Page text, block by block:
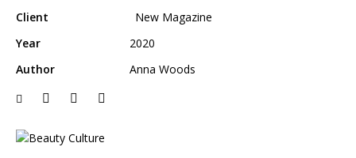
Client
New Magazine
Year
2020
Author
Anna Woods